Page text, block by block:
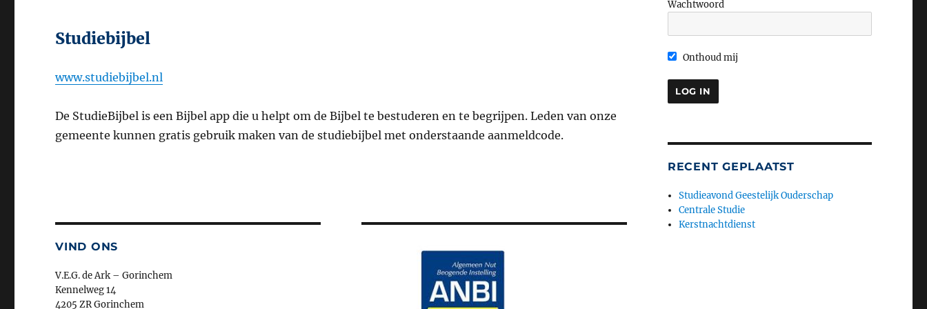
Studiebijbel
www.studiebijbel.nl
De StudieBijbel is een Bijbel app die u helpt om de Bijbel te bestuderen en te begrijpen. Leden van onze
gemeente kunnen gratis gebruik maken van de studiebijbel met onderstaande aanmeldcode.
VIND ONS
V.E.G. de Ark – Gorinchem
Kennelweg 14
4205 ZR Gorinchem
Wachtwoord
Onthoud mij
RECENT GEPLAATST
Studieavond Geestelijk Ouderschap
Centrale Studie
Kerstnachtdienst